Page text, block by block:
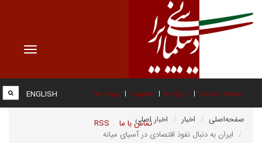
Toggle
صفحه نخست درباره ما عضویت پیوند ها
تماس با ما RSS
ENGLISH
صفحه‌اصلی اخبار
اخبار اصلی
ایران به دنبال نفوذ اقتصادی در آسیای میانه